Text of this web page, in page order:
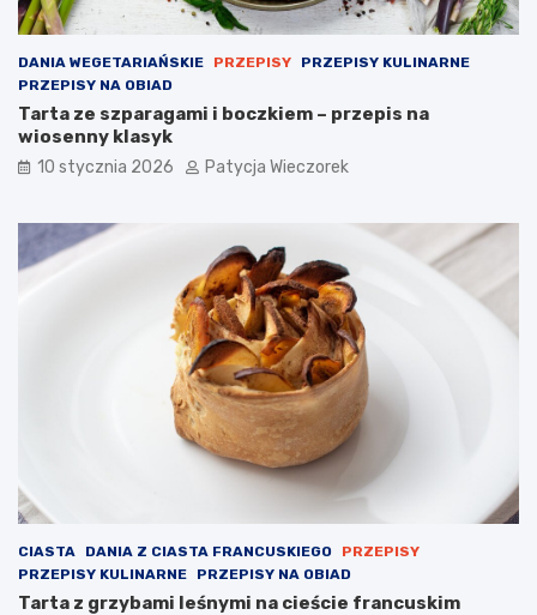
DANIA WEGETARIAŃSKIE PRZEPISY
PRZEPISY KULINARNE
PRZEPISY NA OBIAD
Tarta ze szparagami i boczkiem – przepis na
wiosenny klasyk
10 stycznia 2026 Patycja Wieczorek
CIASTA DANIA Z CIASTA FRANCUSKIEGO
PRZEPISY
PRZEPISY KULINARNE
PRZEPISY NA OBIAD
Tarta z grzybami leśnymi na cieście francuskim